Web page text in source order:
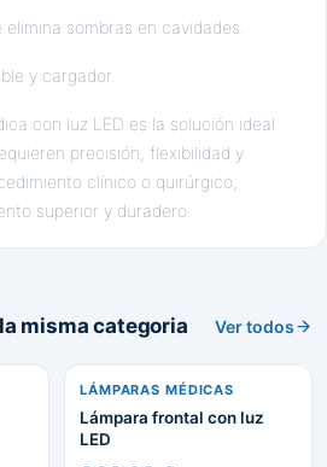
sombras en cavidades.
y cargador.
con luz LED es la solución ideal
precisión, flexibilidad y
clínico o quirúrgico,
superior y duradero.
misma categoria Ver todos
LÁMPARAS MÉDICAS
Lámpara frontal con luz
LED